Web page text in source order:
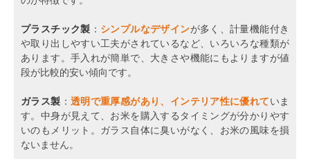
プラスチック製 ： シンプルなデザインが多く、計量機能付き
や取り出しやすい工夫がされているなど、いろいろな種類が
あります。手入れが簡単で、大きさや機能にもよりますが値
段が比較的安い傾向です。
ガラス製 ： 透明で重厚感があり、インテリア性に優れていま
す。中身が見えて、お米を購入するタイミングが分かりやす
いのもメリット。ガラス自体に臭いがなく、お米の風味を損
ないません。